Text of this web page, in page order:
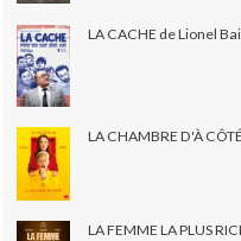
LA CACHE de Lionel
LA CHAMBRE D'À
LA FEMME LA PLUS